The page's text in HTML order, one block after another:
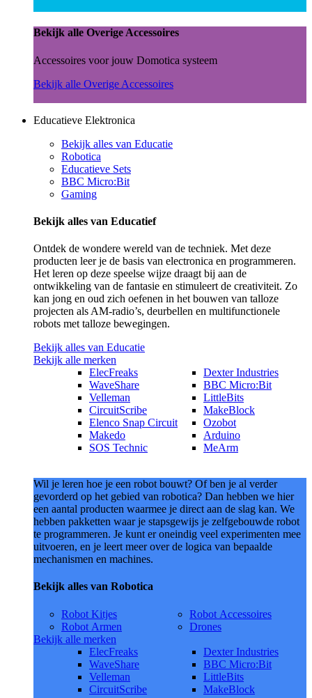
Bekijk alle Overige Accessoires
Accessoires voor jouw Domotica systeem
Bekijk alle Overige Accessoires
Educatieve Elektronica
Bekijk alles van Educatie
Robotica
Educatieve Sets
BBC Micro:Bit
Gaming
Bekijk alles van Educatief
Ontdek de wondere wereld van de techniek. Met deze
producten leer je de basis van electronica en programmeren.
Het leren op deze speelse wijze draagt bij aan de
ontwikkeling van de fantasie en stimuleert de creativiteit. Zo
kan jong en oud zich oefenen in het bouwen van talloze
projecten als AM-radio’s, deurbellen en multifunctionele
robots met talloze bewegingen.
Bekijk alles van Educatie
Bekijk alle merken
ElecFreaks
WaveShare
Velleman
CircuitScribe
Elenco Snap Circuit
Makedo
SOS Technic
Dexter Industries
BBC Micro:Bit
LittleBits
MakeBlock
Ozobot
Arduino
MeArm
Wil je leren hoe je een robot bouwt? Of ben je al verder
gevorderd op het gebied van robotica? Dan hebben we hier
een aantal producten waarmee je direct aan de slag kan. We
hebben pakketten waar je stapsgewijs je zelfgebouwde robot
te programmeren. Je kunt er oneindig veel experimenten mee
uitvoeren, en je leert meer over de logica van bepaalde
mechanismen en machines.
Bekijk alles van Robotica
Robot Kitjes
Robot Armen
Robot Accessoires
Drones
Bekijk alle merken
ElecFreaks
WaveShare
Velleman
CircuitScribe
Dexter Industries
BBC Micro:Bit
LittleBits
MakeBlock